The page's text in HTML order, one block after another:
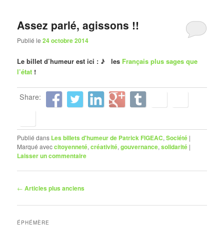
Assez parlé, agissons !!
Publié le24 octobre 2014
Le billet d’humeur est ici : ♪ les Français plus sages que
l’état !
Share:
Publié dans Les billets d'humeur de Patrick FIGEAC,Société |
Marqué aveccitoyenneté,créativité,gouvernance,solidarité |
Laisser un commentaire
Navigation
articles
← Articles plus anciens
ÉPHÉMÈRE